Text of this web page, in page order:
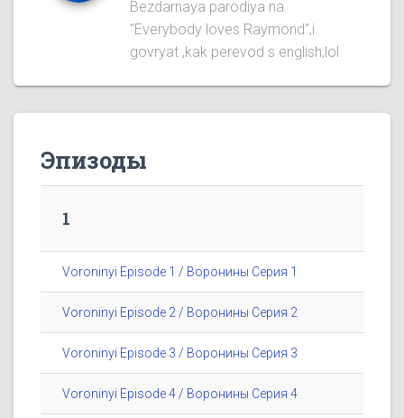
Bezdarnaya parodiya na
''Everybody loves Raymond'',i
govryat ,kak perevod s english,lol
Эпизоды
1
Voroninyi Episode 1 / Воронины Серия 1
Voroninyi Episode 2 / Воронины Серия 2
Voroninyi Episode 3 / Воронины Серия 3
Voroninyi Episode 4 / Воронины Серия 4